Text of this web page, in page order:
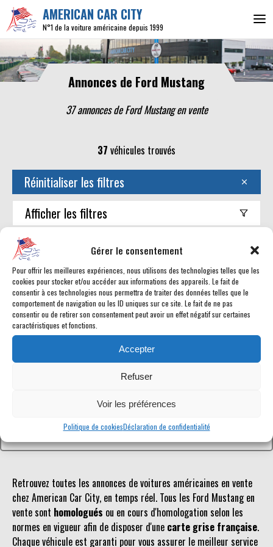
Gérer le consentement
Pour offrir les meilleures expériences, nous utilisons des technologies telles que les
cookies pour stocker et/ou accéder aux informations des appareils. Le fait de
consentir à ces technologies nous permettra de traiter des données telles que le
comportement de navigation ou les ID uniques sur ce site. Le fait de ne pas
consentir ou de retirer son consentement peut avoir un effet négatif sur certaines
caractéristiques et fonctions.
Accepter
Refuser
Voir les préférences
Politique de cookiesDéclaration de confidentialité
AMERICAN CAR CITY
N°1 de la voiture américaine depuis 1999
Annonces de Ford Mustang
37 annonces de Ford Mustang en vente
Retrouvez toutes les annonces de voitures américaines en vente
chez American Car City, en temps réel. Tous les Ford Mustang en
vente sont homologués ou en cours d'homologation selon les
normes en vigueur afin de disposer d'une carte grise française.
Chaque véhicule est garanti pour vous assurer le meilleur service
37 véhicules trouvés
Réinitialiser les filtres
Afficher les filtres
Trouver mon américaine
Référence inconnue
Le véhicule recherché n'est pas ou plus référencé.
Retourner à la liste des véhicules en stock